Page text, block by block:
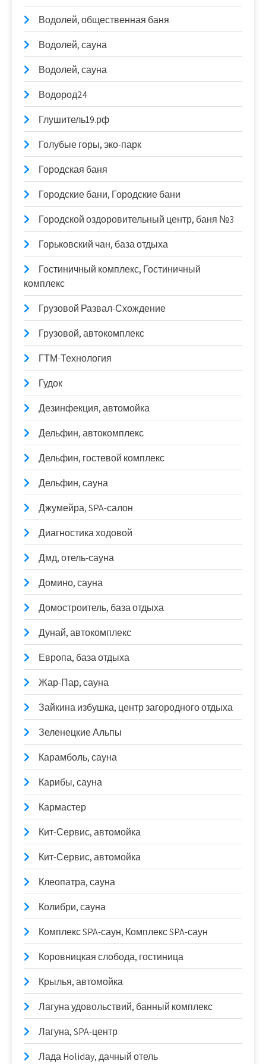
Водолей, общественная баня
Водолей, сауна
Водолей, сауна
Водород24
Глушитель19.рф
Голубые горы, эко-парк
Городская баня
Городские бани, Городские бани
Городской оздоровительный центр, баня №3
Горьковский чан, база отдыха
Гостиничный комплекс, Гостиничный
комплекс
Грузовой Развал-Схождение
Грузовой, автокомплекс
ГТМ-Технология
Гудок
Дезинфекция, автомойка
Дельфин, автокомплекс
Дельфин, гостевой комплекс
Дельфин, сауна
Джумейра, SPA-салон
Диагностика ходовой
Дмд, отель-сауна
Домино, сауна
Домостроитель, база отдыха
Дунай, автокомплекс
Европа, база отдыха
Жар-Пар, сауна
Зайкина избушка, центр загородного отдыха
Зеленецкие Альпы
Карамболь, сауна
Карибы, сауна
Кармастер
Кит-Сервис, автомойка
Кит-Сервис, автомойка
Клеопатра, сауна
Колибри, сауна
Комплекс SPA-саун, Комплекс SPA-саун
Коровницкая слобода, гостиница
Крылья, автомойка
Лагуна удовольствий, банный комплекс
Лагуна, SPA-центр
Лада Holidаy, дачный отель